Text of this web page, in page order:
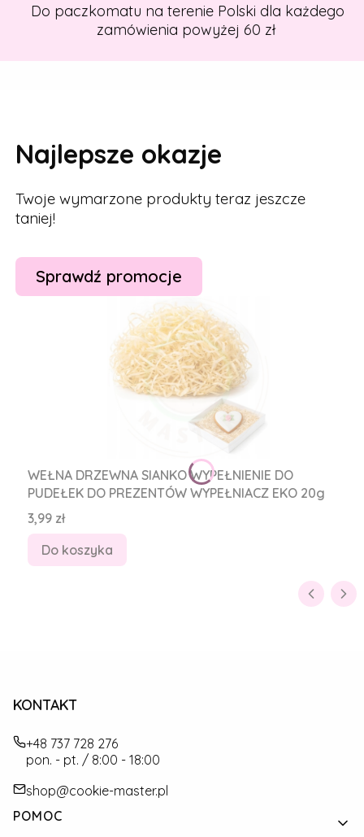
Do paczkomatu na terenie Polski dla każdego
zamówienia powyżej 60 zł
Najlepsze okazje
Twoje wymarzone produkty teraz jeszcze
taniej!
Sprawdź promocje
WEŁNA DRZEWNA SIANKO WYPEŁNIENIE DO
PUDEŁEK DO PREZENTÓW WYPEŁNIACZ EKO 20g
Cena
3,99 zł
Do koszyka
KONTAKT
+48 737 728 276
pon. - pt. / 8:00 - 18:00
shop@cookie-master.pl
Linki w stopce
POMOC